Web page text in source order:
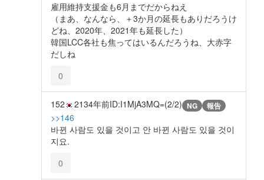
雇用維持支援金も6月までだからねえ
（まあ、なんなら、＋3か月の延長もありだろうけ
どね、2020年、2021年も延長した）
韓国LCC各社も焦ってはいるんだろうね、大赤字
だしね
0
152 2134年前ID:I1MjA3MQ=(2/2) NG 報告
>>146
바뀐 사람도 있을 것이고 안 바뀐 사람도 있을 것이
지요.
0